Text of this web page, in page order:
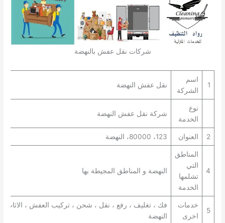
شركات نقل عفش بالنهضة
1
اسم
الشركة
نقل عفش النهضة
نوع
الخدمة
شركة نقل عفش النهضة
2 العنوان 123، 80000، النهضة
4
المناطق
التي
تشلمها
الخدمة
النهضة و المناطق المجيطة بها
5
خدمات
اخرى
فك ، تغليف ، رفع ، نقل ، شحن ، تركيب العفش ، الاثاث ،
النهضة